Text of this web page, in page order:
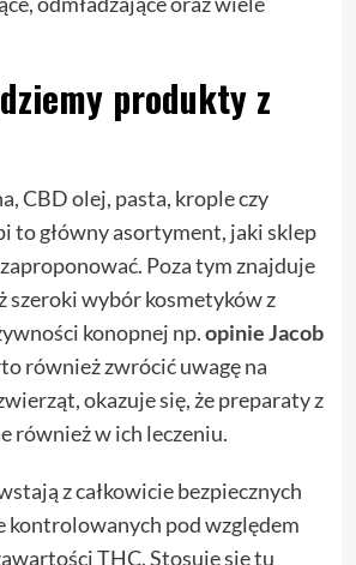
produkty z
CBD olej, pasta, krople czy
to główny asortyment, jaki sklep
Poza tym znajduje
szeroki wybór kosmetyków z
konopnej np.opinie Jacob
również zwrócić uwagę na
okazuje się, że preparaty z
również w ich leczeniu.
z całkowicie bezpiecznych
kontrolowanych pod względem
THC. Stosuje się tu